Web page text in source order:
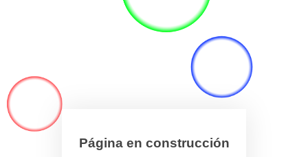
Página en construcción